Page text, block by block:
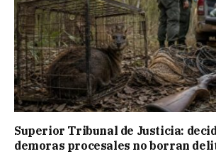
Superior Tribunal de Justicia:
demoras procesales no borran